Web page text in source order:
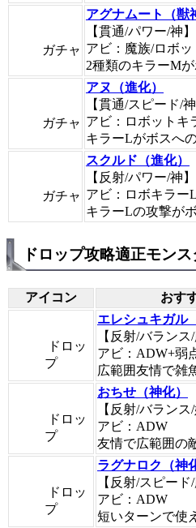
ガチャ
アグナムート（獣
【貫通/パワー/神】
アビ：魔族/ロボ
2種類のキラーM
ガチャ
アヌ（進化）
【貫通/スピード/神
アビ：ロボットキ
キラーLがボスへ
ガチャ
スクルド（進化）
【反射/パワー/神】
アビ：ロボキラー
キラーLの攻撃が
ドロップ攻略適正モンス
アイコン おす
ドロッ
プ
エレシュキガル
【反射/バランス/
アビ：ADW+弱
広範囲友情で雑
ドロッ
プ
おちせ（神化）
【反射/バランス/
アビ：ADW
友情で広範囲の
ドロッ
プ
ラグナロク（神
【反射/スピード/
アビ：ADW
短いターンで使